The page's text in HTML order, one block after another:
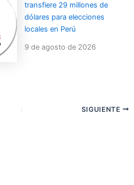
transfiere 29 millones de
dólares para elecciones
locales en Perú
9 de agosto de 2026
SIGUIENTE